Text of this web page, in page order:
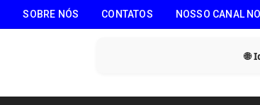
SOBRE NÓS CONTATOS NOSSO CANAL
🌐